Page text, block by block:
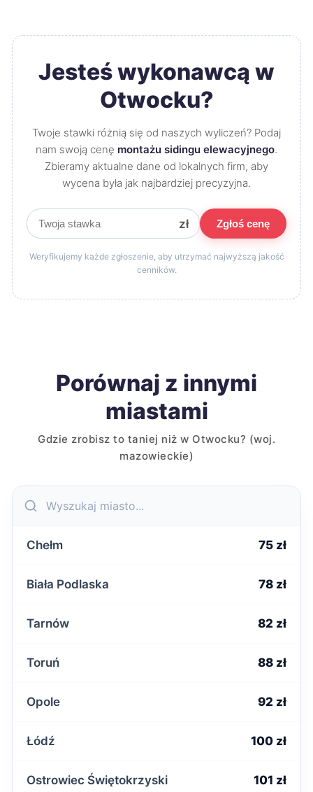
Jesteś wykonawcą w
Otwocku?
Twoje stawki różnią się od naszych wyliczeń? Podaj
nam swoją cenę montażu sidingu elewacyjnego.
Zbieramy aktualne dane od lokalnych firm, aby
wycena była jak najbardziej precyzyjna.
zł Zgłoś cenę
Weryfikujemy każde zgłoszenie, aby utrzymać najwyższą jakość
cenników.
Porównaj z innymi
miastami
Gdzie zrobisz to taniej niż w Otwocku? (woj.
mazowieckie)
Chełm 75 zł
Biała Podlaska 78 zł
Tarnów 82 zł
Toruń 88 zł
Opole 92 zł
Łódź 100 zł
Ostrowiec Świętokrzyski 101 zł